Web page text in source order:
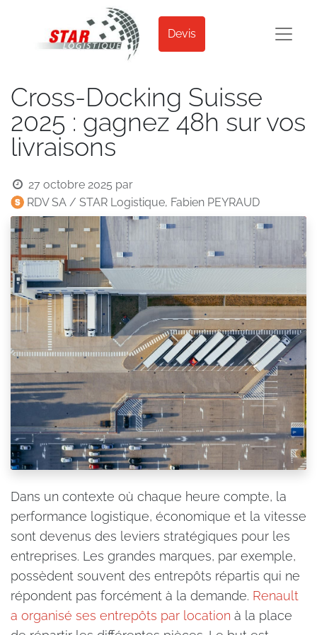
Devis
Cross-Docking Suisse
2025 : gagnez 48h sur vos
livraisons
27 octobre 2025 par
RDV SA / STAR Logistique, Fabien PEYRAUD
Dans un contexte où chaque heure compte, la
performance logistique, économique et la vitesse
sont devenus des leviers stratégiques pour les
entreprises. Les grandes marques, par exemple,
possèdent souvent des entrepôts répartis qui ne
répondent pas forcément à la demande. Renault
a organisé ses entrepôts par location à la place